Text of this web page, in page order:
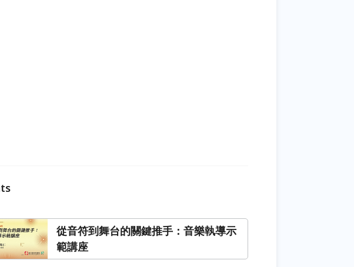
從音符到舞台的關鍵推手：音樂執導示
範講座